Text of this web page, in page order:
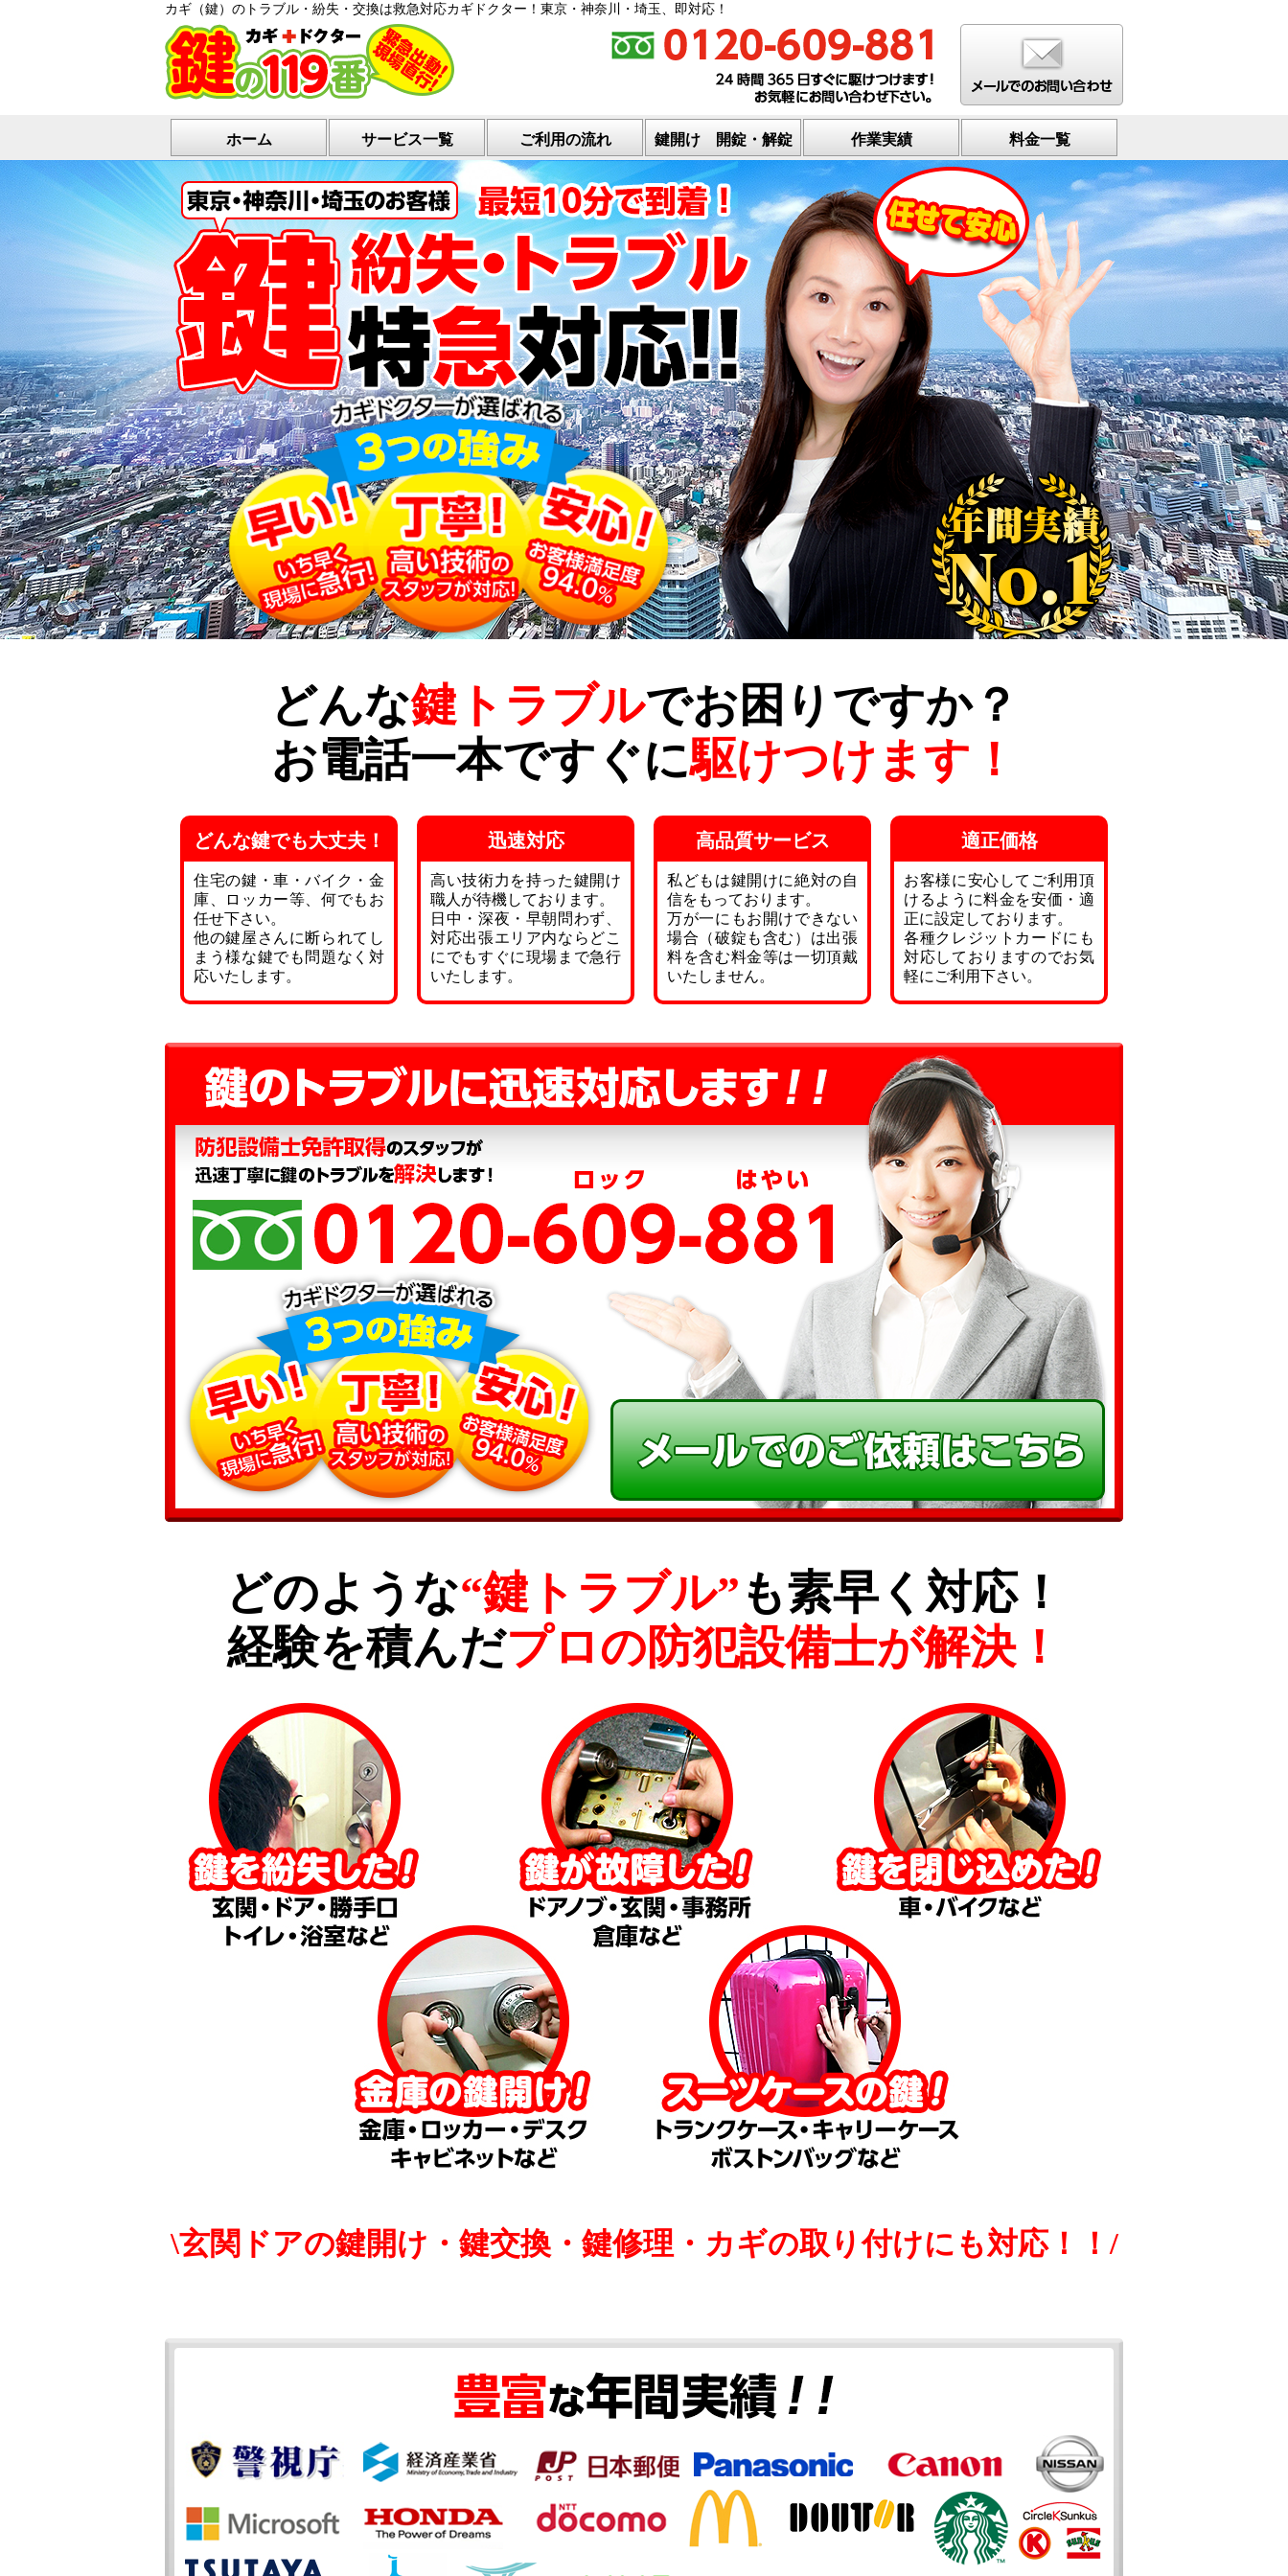
カギ（鍵）のトラブル・紛失・交換は救急対応カギドクター！東京・神奈川・埼玉、即対応！
ホーム サービス一覧 ご利用の流れ 鍵開け 開錠・解錠 作業実績 料金一覧
どんな鍵トラブルでお困りですか？
お電話一本ですぐに駆けつけます！
どんな鍵でも大丈夫！
住宅の鍵・車・バイク・金
庫、ロッカー等、何でもお
任せ下さい。
他の鍵屋さんに断られてし
まう様な鍵でも問題なく対
応いたします。
迅速対応
高い技術力を持った鍵開け
職人が待機しております。
日中・深夜・早朝問わず、
対応出張エリア内ならどこ
にでもすぐに現場まで急行
いたします。
高品質サービス
私どもは鍵開けに絶対の自
信をもっております。
万が一にもお開けできない
場合（破錠も含む）は出張
料を含む料金等は一切頂戴
いたしません。
適正価格
お客様に安心してご利用頂
けるように料金を安価・適
正に設定しております。
各種クレジットカードにも
対応しておりますのでお気
軽にご利用下さい。
どのような“鍵トラブル” も素早く対応！
経験を積んだプロの防犯設備士が解決！
\玄関ドアの鍵開け・鍵交換・鍵修理・カギの取り付けにも対応！！/